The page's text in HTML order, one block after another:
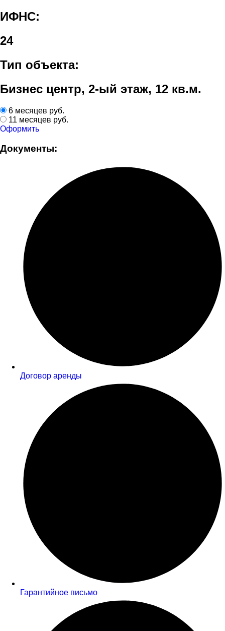
ИФНС:
24
Тип объекта:
Бизнес центр, 2-ый этаж, 12 кв.м.
6 месяцев руб.
11 месяцев руб.
Оформить
Документы:
Договор аренды
Гарантийное письмо